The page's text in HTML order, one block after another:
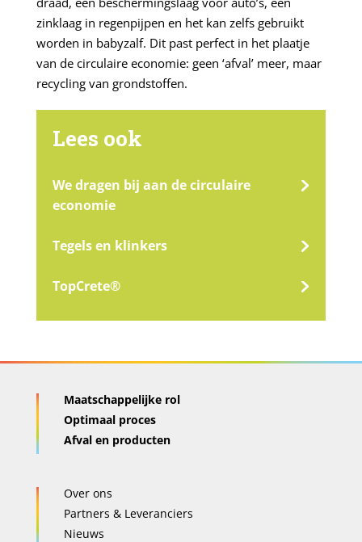
zinklaag in regenpijpen en het kan zelfs gebruikt
worden in babyzalf. Dit past perfect in het plaatje
van de circulaire economie: geen ‘afval’ meer, maar
recycling van grondstoffen.
Lees ook
We dragen bij aan de circulaire
economie
Tegels en klinkers
TopCrete®
Maatschappelijke rol
Optimaal proces
Afval en producten
Over ons
Partners & Leveranciers
Nieuws